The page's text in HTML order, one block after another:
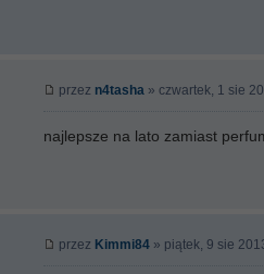
przez n4tasha » czwartek, 1 sie
najlepsze na lato zamiast
przez Kimmi84 » piątek, 9 sie